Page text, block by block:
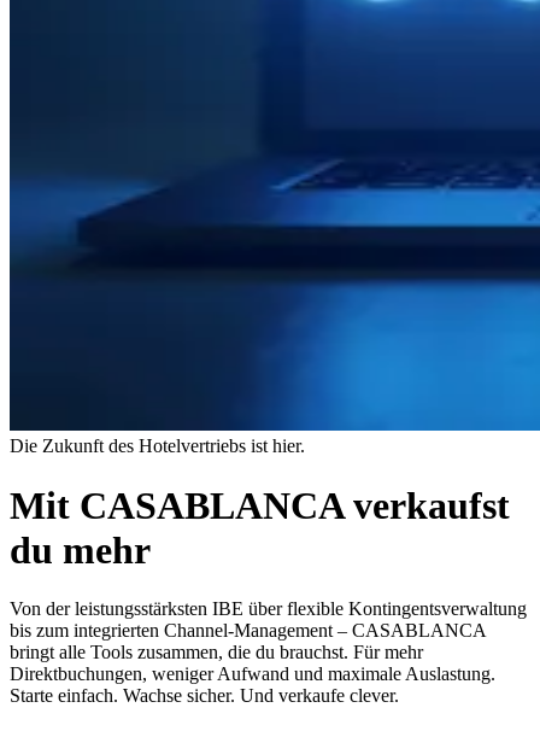
Die Zukunft des Hotelvertriebs ist hier.
Mit CASABLANCA verkaufst
du mehr
Von der leistungsstärksten IBE über flexible Kontingentsverwaltung
bis zum integrierten Channel-Management – CASABLANCA
bringt alle Tools zusammen, die du brauchst. Für mehr
Direktbuchungen, weniger Aufwand und maximale Auslastung.
Starte einfach. Wachse sicher. Und verkaufe clever.